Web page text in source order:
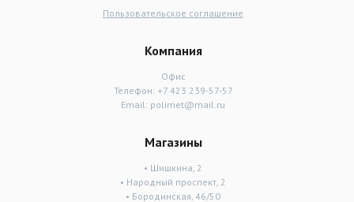
Пользовательское соглашение
Компания
Офис
Телефон: +7 423 239-57-57
Email: polimet@mail.ru
Магазины
• Шишкина, 2
• Народный проспект, 2
• Бородинская, 46/50